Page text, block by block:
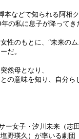
などで知られる阿相
の私に息子が降って
性のもとに、“未来の
だ。
然母となり、
の意味を知り、自分ら
ー女子・汐川未来（志田
野瑛久）が率いる劇団